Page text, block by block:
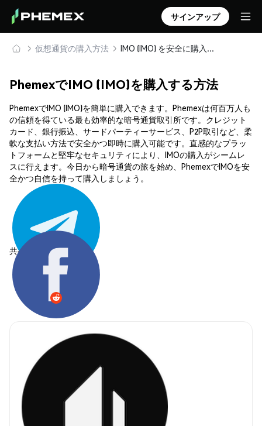
サインアップ
仮想通貨の購入方法 IMO (IMO) を安全に購入・保管
PhemexでIMO (IMO)を購入する方法
PhemexでIMO (IMO)を簡単に購入できます。Phemexは何百万人も
の信頼を得ている最も効率的な暗号通貨取引所です。クレジット
カード、銀行振込、サードパーティーサービス、P2P取引など、柔
軟な支払い方法で安全かつ即時に購入可能です。直感的なプラッ
トフォームと堅牢なセキュリティにより、IMOの購入がシームレ
スに行えます。今日から暗号通貨の旅を始め、PhemexでIMOを安
全かつ自信を持って購入しましょう。
共有する: